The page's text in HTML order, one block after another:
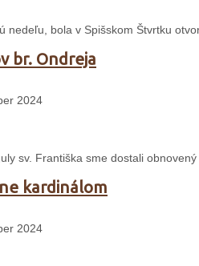
nedeľu, bola v Spišskom Štvrtku
br. Ondreja
2024
sv. Františka sme dostali
kardinálom
2024